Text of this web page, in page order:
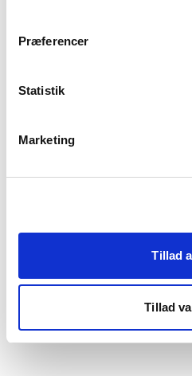
"Detaljer" eller ved at klikke
Præferencer
Statistik
Marketing
Tillad
Tillad